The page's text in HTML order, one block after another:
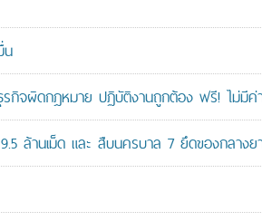
น
จผิดกฎหมาย ปฏิบัติงานถูกต้อง ฟรี! ไม่มีค่า
ล้านเม็ด และ สืบนครบาล 7 ยึดของกลางย